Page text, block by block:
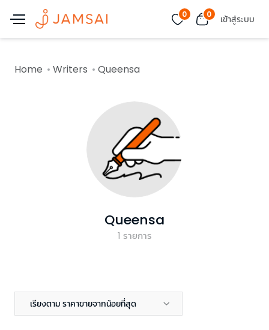
0 0 เข้าสู่ระบบ
Home Writers Queensa
Queensa
1 รายการ
เรียงตาม ราคาขายจากน้อยที่สุด